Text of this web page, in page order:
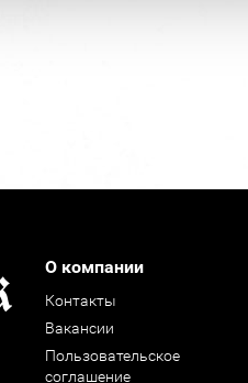
О компании
Контакты
Вакансии
Пользовательское
соглашение